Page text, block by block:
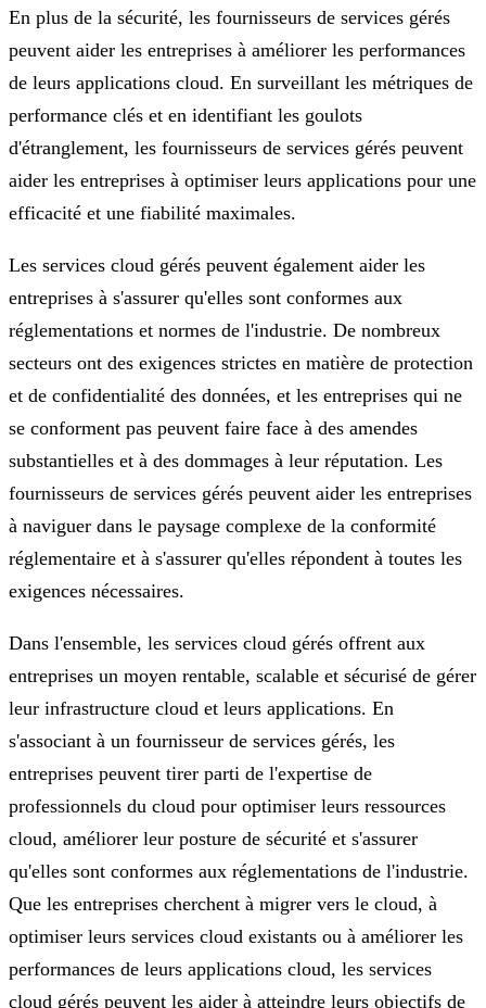
En plus de la sécurité, les fournisseurs de services gérés
peuvent aider les entreprises à améliorer les performances
de leurs applications cloud. En surveillant les métriques de
performance clés et en identifiant les goulots
d'étranglement, les fournisseurs de services gérés peuvent
aider les entreprises à optimiser leurs applications pour une
efficacité et une fiabilité maximales.
Les services cloud gérés peuvent également aider les
entreprises à s'assurer qu'elles sont conformes aux
réglementations et normes de l'industrie. De nombreux
secteurs ont des exigences strictes en matière de protection
et de confidentialité des données, et les entreprises qui ne
se conforment pas peuvent faire face à des amendes
substantielles et à des dommages à leur réputation. Les
fournisseurs de services gérés peuvent aider les entreprises
à naviguer dans le paysage complexe de la conformité
réglementaire et à s'assurer qu'elles répondent à toutes les
exigences nécessaires.
Dans l'ensemble, les services cloud gérés offrent aux
entreprises un moyen rentable, scalable et sécurisé de gérer
leur infrastructure cloud et leurs applications. En
s'associant à un fournisseur de services gérés, les
entreprises peuvent tirer parti de l'expertise de
professionnels du cloud pour optimiser leurs ressources
cloud, améliorer leur posture de sécurité et s'assurer
qu'elles sont conformes aux réglementations de l'industrie.
Que les entreprises cherchent à migrer vers le cloud, à
optimiser leurs services cloud existants ou à améliorer les
performances de leurs applications cloud, les services
cloud gérés peuvent les aider à atteindre leurs objectifs de